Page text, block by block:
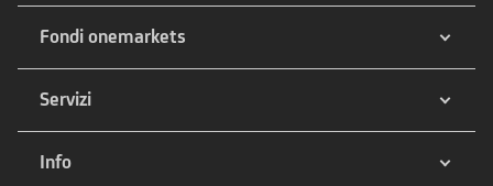
Fondi onemarkets
Servizi
Info